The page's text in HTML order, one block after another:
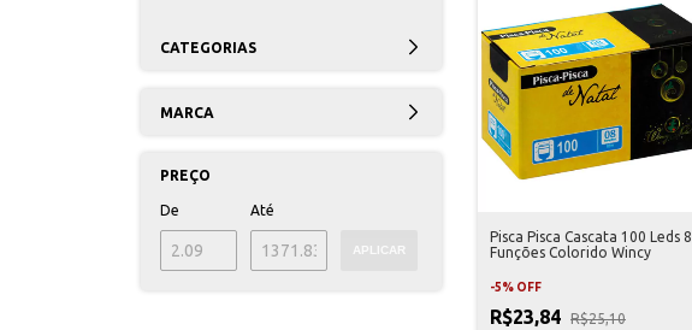
CATEGORIAS
MARCA
PREÇO
De Até
APLICAR
Pisca Pisca Cascata 100 Leds 8
Funções Colorido Wincy
-5% OFF
R$23,84 R$25,10